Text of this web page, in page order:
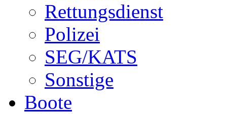
Rettungsdienst
Polizei
SEG/KATS
Sonstige
Boote